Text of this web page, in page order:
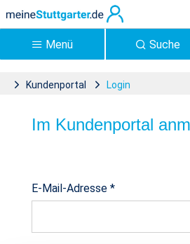
Zum Hauptinhalt springen
Suche
Menü
Kundenportal Login
Im Kundenportal
Anmeldung
E-Mail-Adresse *